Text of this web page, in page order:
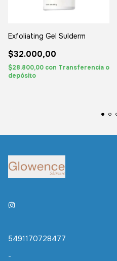
Exfoliating Gel Sulderm
$32.000,00
$28.800,00 con Transferencia o
depósito
5491170728477
-